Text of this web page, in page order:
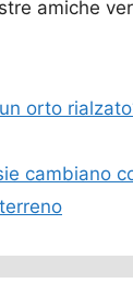
amiche
orto
cambiano